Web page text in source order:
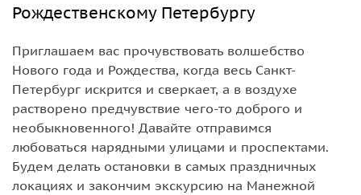
Рождественскому Петербургу
Приглашаем вас прочувствовать волшебство
Нового года и Рождества, когда весь Санкт-
Петербург искрится и сверкает, а в воздухе
растворено предчувствие чего-то доброго и
необыкновенного! Давайте отправимся
любоваться нарядными улицами и проспектами.
Будем делать остановки в самых праздничных
локациях и закончим экскурсию на Манежной